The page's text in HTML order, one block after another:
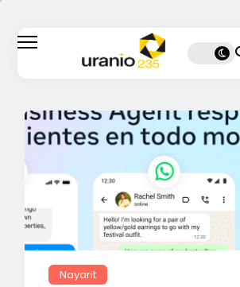
Nayarit